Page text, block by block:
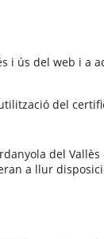
ús del web i
del
del Vallès
a llur